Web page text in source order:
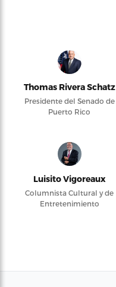
Thomas Rivera Schatz
Presidente del Senado de
Puerto Rico
Luisito Vigoreaux
Columnista Cultural y de
Entretenimiento